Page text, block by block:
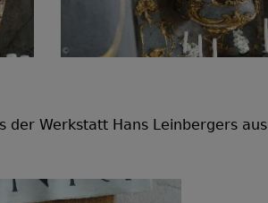
der Werkstatt Hans Leinbergers aus